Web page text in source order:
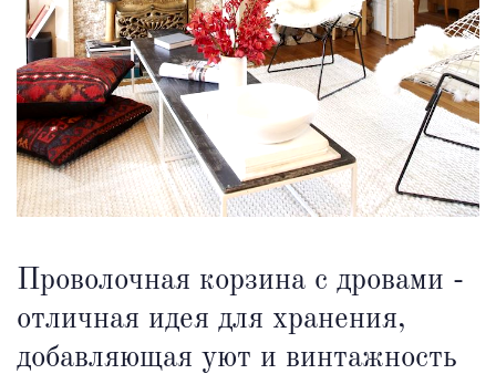
Проволочная корзина с дровами -
отличная идея для хранения,
добавляющая уют и винтажность